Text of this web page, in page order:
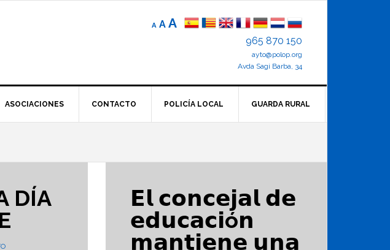
A
Reducir
elA Tamaño
AAumentar
de
letra
965 870 150
ayto@polop.org
Avda Sagi Barba, 34
ASOCIACIONES CONTACTO POLICÍA LOCAL GUARDA RURAL
DÍA
𝗘𝗹 𝗰𝗼𝗻𝗰𝗲𝗷𝗮𝗹 𝗱𝗲
𝗲𝗱𝘂𝗰𝗮𝗰𝗶ó𝗻
𝗺𝗮𝗻𝘁𝗶𝗲𝗻𝗲 𝘂𝗻𝗮